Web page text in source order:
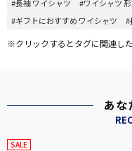
#長袖 ワイシャツ #ワイシャツ
#ギフトにおすすめ ワイシャツ
#
※クリックするとタグに関連し
あな
SALE